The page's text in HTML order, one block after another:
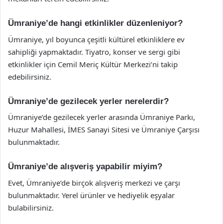
Ümraniye’de hangi etkinlikler düzenleniyor?
Ümraniye, yıl boyunca çeşitli kültürel etkinliklere ev
sahipliği yapmaktadır. Tiyatro, konser ve sergi gibi
etkinlikler için Cemil Meriç Kültür Merkezi’ni takip
edebilirsiniz.
Ümraniye’de gezilecek yerler nerelerdir?
Ümraniye’de gezilecek yerler arasında Ümraniye Parkı,
Huzur Mahallesi, İMES Sanayi Sitesi ve Ümraniye Çarşısı
bulunmaktadır.
Ümraniye’de alışveriş yapabilir miyim?
Evet, Ümraniye’de birçok alışveriş merkezi ve çarşı
bulunmaktadır. Yerel ürünler ve hediyelik eşyalar
bulabilirsiniz.